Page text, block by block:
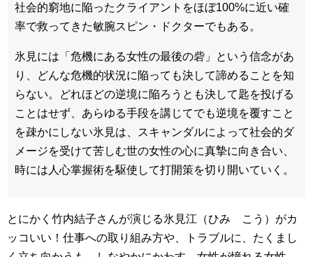
社会的窮地に陥ったクライアントをほぼ100%に近い確
率で救ってきた敏腕スピン・ドクターでもある。
氷見には「危機にある女性の最後の砦」という信念があ
り、どんな危機的状況に陥っても決して諦めることを知
らない。どれほどの逆境に陥ろうとも決して匙を投げる
ことはせず、あらゆる手段を講じてでも逆境を覆すこと
を疎かにしない氷見は、スキャンダルによって社会的ダ
メージを受けて苦しむ世の女性の心に真摯に向き合い、
時には人心掌握術を駆使して打開策を切り開いていく。
とにかく竹内結子さんが演じる氷見江（ひみ こう）がカ
ッコいい！仕事への取り組み方や、トラブルに、たくまし